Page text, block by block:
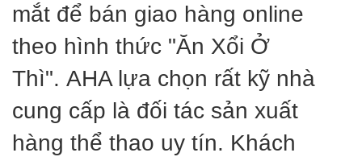
mắt để bán giao hàng online
theo hình thức "Ăn Xổi Ở
Thì". AHA lựa chọn rất kỹ nhà
cung cấp là đối tác sản xuất
hàng thể thao uy tín. Khách